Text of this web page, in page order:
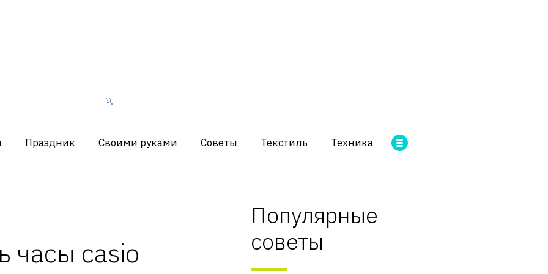
Праздник Своими руками Советы Текстиль Техника
часы casio
Популярные
советы